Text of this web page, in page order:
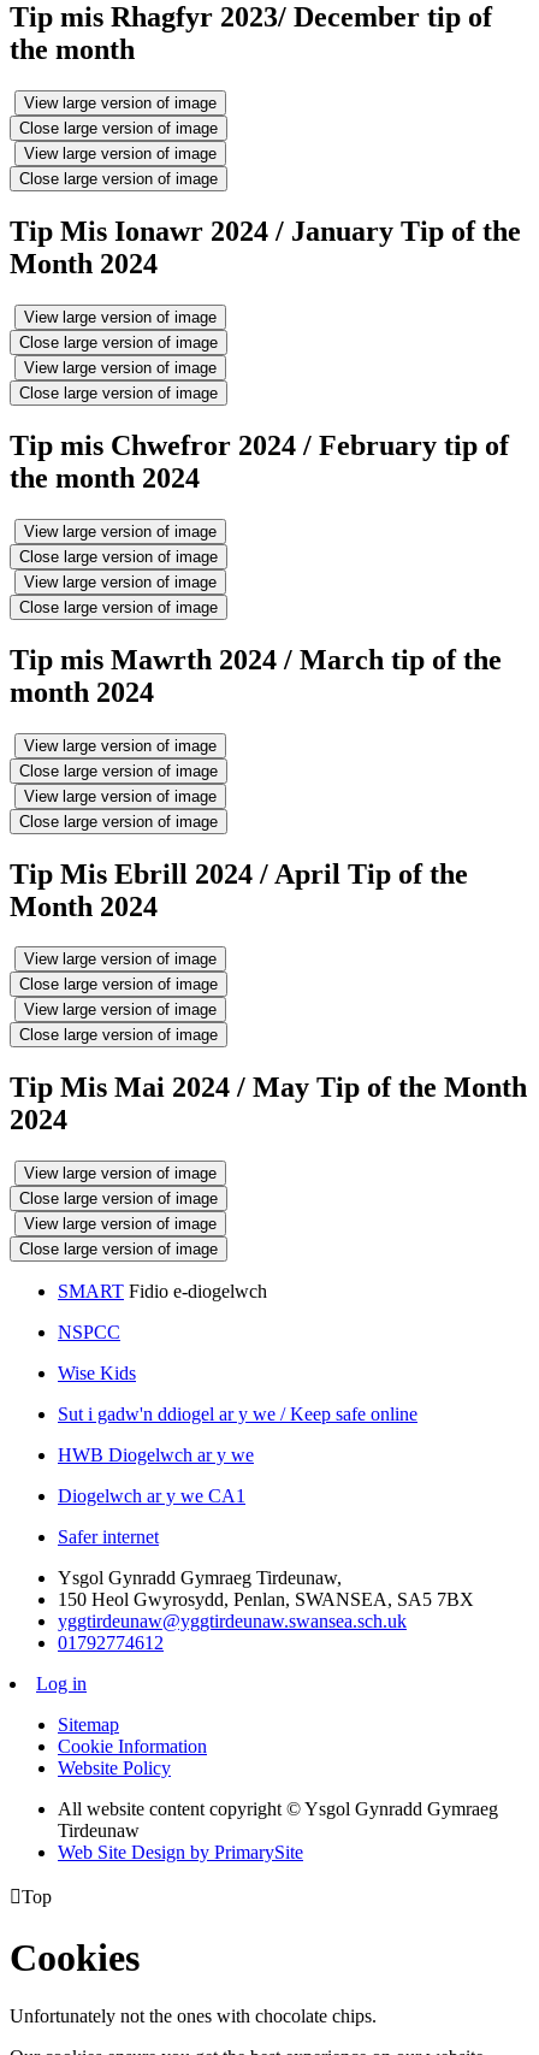
Tip mis Rhagfyr 2023/ December tip of
the month
View large version of image
Close large version of image
View large version of image
Close large version of image
Tip Mis Ionawr 2024 / January Tip of the
Month 2024
View large version of image
Close large version of image
View large version of image
Close large version of image
Tip mis Chwefror 2024 / February tip of
the month 2024
View large version of image
Close large version of image
View large version of image
Close large version of image
Tip mis Mawrth 2024 / March tip of the
month 2024
View large version of image
Close large version of image
View large version of image
Close large version of image
Tip Mis Ebrill 2024 / April Tip of the
Month 2024
View large version of image
Close large version of image
View large version of image
Close large version of image
Tip Mis Mai 2024 / May Tip of the Month
2024
View large version of image
Close large version of image
View large version of image
Close large version of image
SMART Fidio e-diogelwch
NSPCC
Wise Kids
Sut i gadw'n ddiogel ar y we / Keep safe online
HWB Diogelwch ar y we
Diogelwch ar y we CA1
Safer internet
Ysgol Gynradd Gymraeg Tirdeunaw,
150 Heol Gwyrosydd, Penlan, SWANSEA, SA5 7BX
yggtirdeunaw@yggtirdeunaw.swansea.sch.uk
01792774612
Log in
Sitemap
Cookie Information
Website Policy
All website content copyright © Ysgol Gynradd Gymraeg
Tirdeunaw
Web Site Design by PrimarySite
Top
Cookies
Unfortunately not the ones with chocolate chips.